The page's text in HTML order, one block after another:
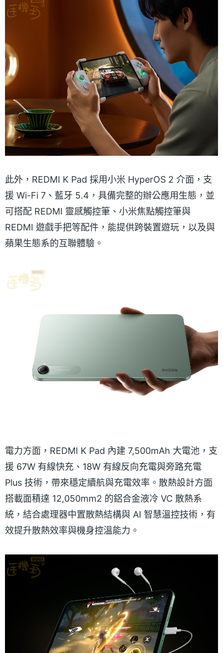
此外，REDMI K Pad 採用小米 HyperOS 2 介面，支
援 Wi-Fi 7、藍牙 5.4，具備完整的辦公應用生態，並
可搭配 REDMI 靈感觸控筆、小米焦點觸控筆與
REDMI 遊戲手把等配件，能提供跨裝置遊玩，以及與
蘋果生態系的互聯體驗。
電力方面，REDMI K Pad 內建 7,500mAh 大電池，支
援 67W 有線快充、18W 有線反向充電與旁路充電
Plus 技術，帶來穩定續航與充電效率。散熱設計方面
搭載面積達 12,050mm2 的鋁合金液冷 VC 散熱系
統，結合處理器中置散熱結構與 AI 智慧溫控技術，有
效提升散熱效率與機身控溫能力。